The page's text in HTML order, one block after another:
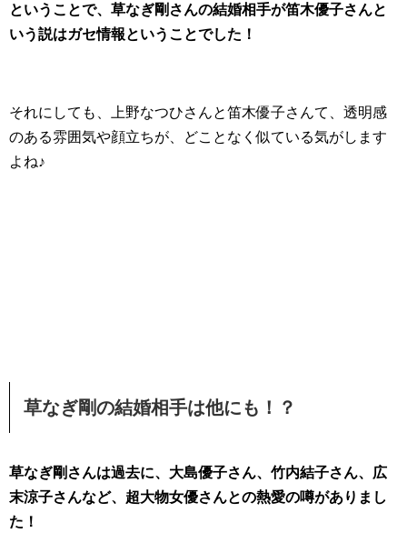
ということで、草なぎ剛さんの結婚相手が笛木優子さんと
いう説はガセ情報ということでした！
それにしても、上野なつひさんと笛木優子さんて、透明感
のある雰囲気や顔立ちが、どことなく似ている気がします
よね♪
草なぎ剛の結婚相手は他にも！？
草なぎ剛さんは過去に、大島優子さん、竹内結子さん、広
末涼子さんなど、超大物女優さんとの熱愛の噂がありまし
た！